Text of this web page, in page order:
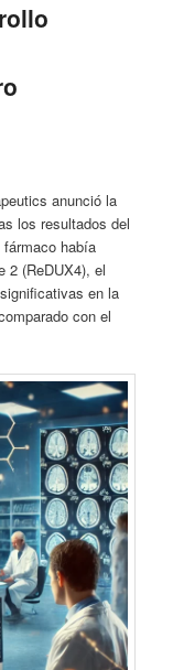
anunció la
los resultados del
había
2 (ReDUX4), el
en la
con el